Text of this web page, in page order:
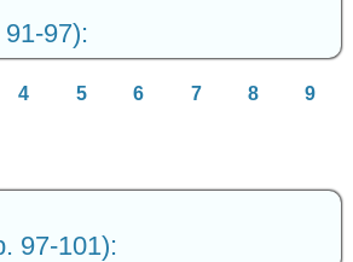
97):
4 5 6 7 8 9
97-101):